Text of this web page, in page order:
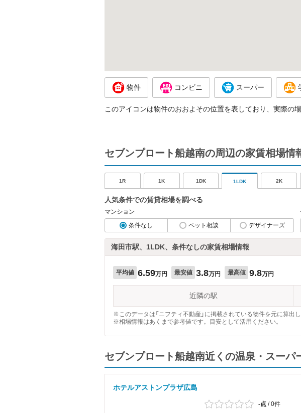
物件 コンビニ スーパー
このアイコンは物件のおおよその位置を表しており、実際の
セブンプロート船越南の周辺の家賃相場情
1R 1K 1DK 1LDK 2K
人気条件での賃貸相場を調べる
マンション
条件なし
ペット相談 デザイナーズ
海田市駅、1LDK、条件なしの家賃相場情報
平均値 6.59万円 最安値 3.8万円 最高値 9.8万円
近隣の駅
※このデータは「ニフティ不動産」に掲載されている物件を元に算出
※相場情報はあくまで参考値です。目安として活用ください。
セブンプロート船越南近くの温泉・スーパ
ホテルアストンプラザ広島
-点 /0件